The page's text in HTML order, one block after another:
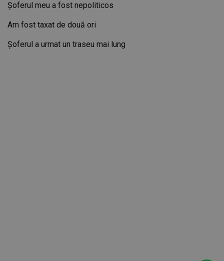
Șoferul meu a fost nepoliticos
Am fost taxat de două ori
Șoferul a urmat un traseu mai lung